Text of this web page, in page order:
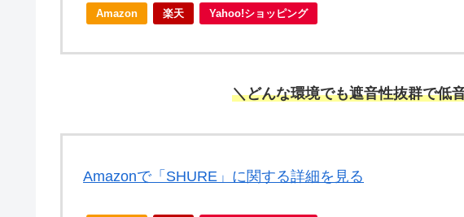
Amazon 楽天 Yahoo!ショッピング
＼どんな環境でも遮音性抜群で低
Amazonで「SHURE」に関する詳細を見る